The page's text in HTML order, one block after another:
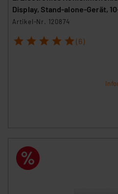
Display, Stand-alone-Gerät,
Artikel-Nr. 120874
1 2 3 4 5 (6)